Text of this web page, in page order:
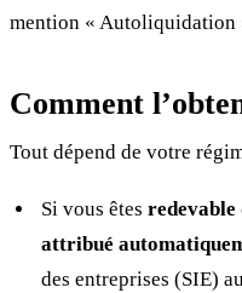
mention « Autoliquidation
Comment
Tout dépend de votre
Si vous êtes redevable
attribué
des entreprises (SIE)